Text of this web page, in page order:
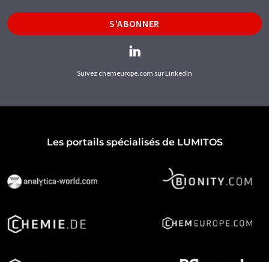
S'ABONNER
Suivez chemeurope.com sur LinkedIn
Les portails spécialisés de LUMITOS